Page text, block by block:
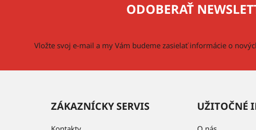
ODOBERAŤ
Vložte svoj e-mail a my Vám budeme zasielať informácie o
ZÁKAZNÍCKY SERVIS UŽITOČNÉ